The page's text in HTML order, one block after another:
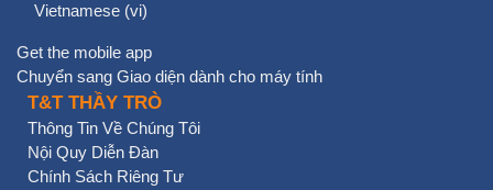
Vietnamese ‎(vi)‎
Get the mobile app
Chuyển sang Giao diện dành cho máy tính
T&T THẦY TRÒ
Thông Tin Về Chúng Tôi
Nội Quy Diễn Đàn
Chính Sách Riêng Tư